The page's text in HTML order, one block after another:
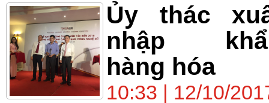
Ủy thác
nhập
hàng hóa
10:33 | 12/10/